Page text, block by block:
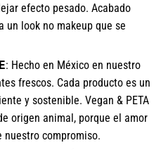
efecto pesado. Acabado
un look no makeup que se
en México en nuestro
frescos. Cada producto es un
y sostenible. Vegan & PETA
origen animal, porque el amor
nuestro compromiso.